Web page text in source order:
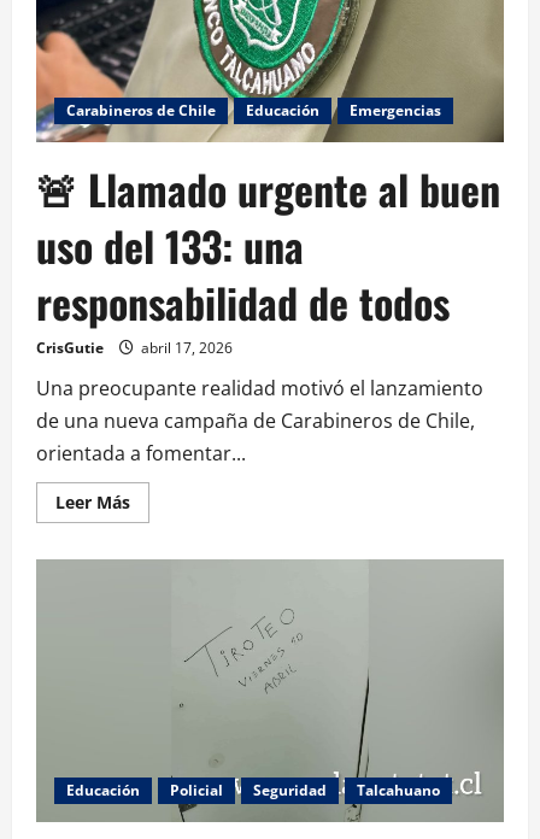
Carabineros de Chile Educación Emergencias
🚨 Llamado urgente al buen
uso del 133: una
responsabilidad de todos
CrisGutie abril 17, 2026
Una preocupante realidad motivó el lanzamiento
de una nueva campaña de Carabineros de Chile,
orientada a fomentar...
Leer Más
Educación Policial Seguridad Talcahuano